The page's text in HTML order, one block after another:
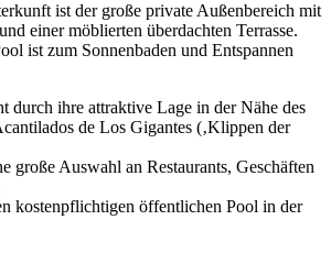
ist der große private Außenbereich mit
einer möblierten überdachten Terrasse.
ist zum Sonnenbaden und Entspannen
durch ihre attraktive Lage in der Nähe des
de Los Gigantes (‚Klippen der
große Auswahl an Restaurants, Geschäften
kostenpflichtigen öffentlichen Pool in der